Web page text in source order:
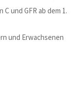
und GFR ab dem 1.
und Erwachsenen